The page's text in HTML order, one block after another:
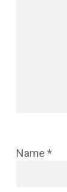
Name *